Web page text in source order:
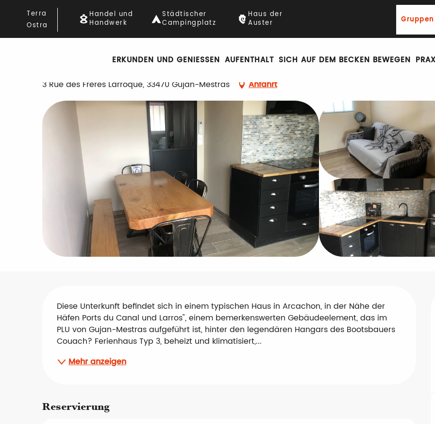
contenu
principal
Terra
Ostra
Handel und
Handwerk
Städtischer
Campingplatz
Haus der
Auster
ERKUNDEN UND GENIESSEN AUFENTHALT SICH AUF DEM BECKEN BEWEGEN
Startseite Les Gîtes du Canal 3
MÖBLIERTE ZIMMER
3 Rue des Frères Larroque, 33470 Gujan-Mestras Anfahrt
Beschreibung
Diese Unterkunft befindet sich in einem typischen Haus in Arcachon, in der Nähe der
Häfen Ports du Canal und Larros", einem bemerkenswerten Gebäudeelement, das im
PLU von Gujan-Mestras aufgeführt ist, hinter den legendären Hangars des Bootsbauers
Couach? Ferienhaus Typ 3, beheizt und klimatisiert,...
Mehr anzeigen
Reservierung